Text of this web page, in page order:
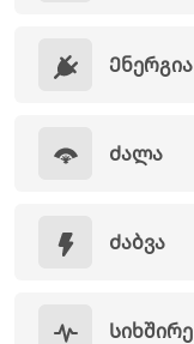
Ენერგია
Ძალა
Ძაბვა
Სიხშირე